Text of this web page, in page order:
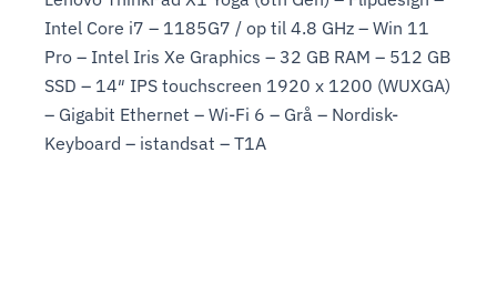
Intel Core i7 – 1185G7 / op til 4.8 GHz – Win 11
Pro – Intel Iris Xe Graphics – 32 GB RAM – 512 GB
SSD – 14″ IPS touchscreen 1920 x 1200 (WUXGA)
– Gigabit Ethernet – Wi-Fi 6 – Grå – Nordisk-
Keyboard – istandsat – T1A